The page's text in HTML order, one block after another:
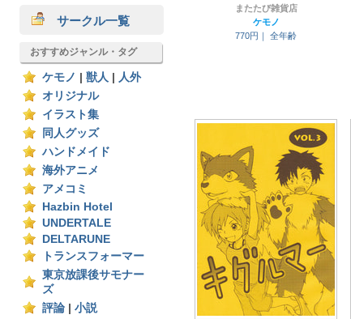
サークル一覧
おすすめジャンル・タグ
ケモノ 獣人
人外
オリジナル
イラスト集
同人グッズ
ハンドメイド
海外アニメ
アメコミ
Hazbin Hotel
UNDERTALE
DELTARUNE
トランスフォーマー
東京放課後サモナー
ズ
評論
小説
またたび雑貨店
ケモノ
770円｜
全年齢